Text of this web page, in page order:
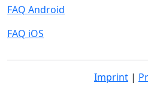
FAQ Android
FAQ iOS
Imprint |